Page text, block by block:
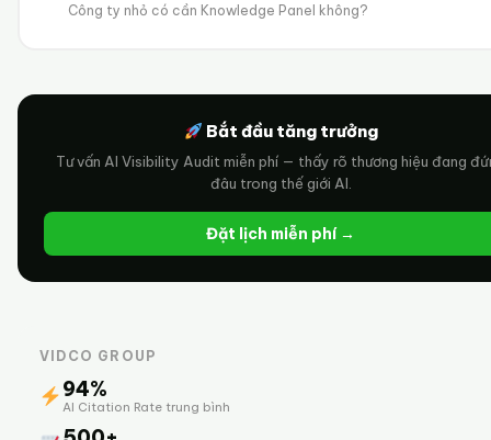
Công ty nhỏ có cần Knowledge Panel không?
Bắt đầu tăng trưởng
Tư vấn AI Visibility Audit miễn phí — thấy rõ thương hiệu đang
đâu trong thế giới AI.
Đặt lịch miễn phí →
VIDCO GROUP
94%
AI Citation Rate trung bình